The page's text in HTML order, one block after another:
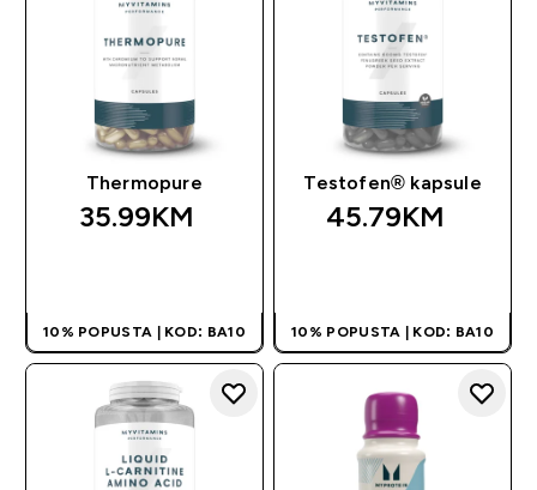
Thermopure
35.99KM‎
10% POPUSTA | KOD: BA10
Testofen® kapsule
45.79KM‎
10% POPUSTA | KOD: BA10